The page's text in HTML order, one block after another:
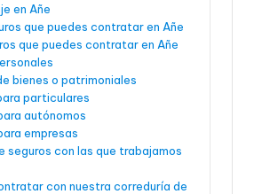
en Añe
que puedes contratar en Añe
que puedes contratar en Añe
bienes o patrimoniales
particulares
autónomos
empresas
seguros con las que trabajamos
con nuestra correduría de